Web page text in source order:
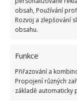
obsah, Používání
Rozvoj a zlepšování
obsahu.
Funkce
Přiřazování a
Propojení různých
základě automaticky
hojně
dobře shnilým
potřebách
který je pro
Přimíchejte